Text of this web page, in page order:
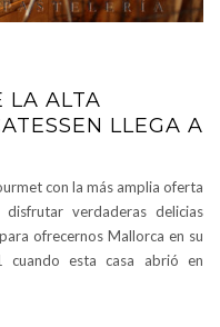
LA ALTA
LLEGA A
con la más amplia oferta
verdaderas delicias
ofrecernos Mallorca en su
cuando esta casa abrió en